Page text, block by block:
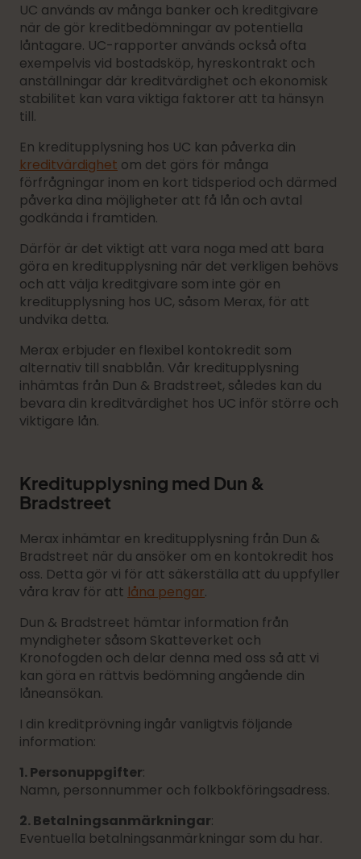
UC används av många banker och kreditgivare
när de gör kreditbedömningar av potentiella
låntagare. UC-rapporter används också ofta
exempelvis vid bostadsköp, hyreskontrakt och
anställningar där kreditvärdighet och ekonomisk
stabilitet kan vara viktiga faktorer att ta hänsyn
till.
En kreditupplysning hos UC kan påverka din
kreditvärdighet om det görs för många
förfrågningar inom en kort tidsperiod och därmed
påverka dina möjligheter att få lån och avtal
godkända i framtiden.
Därför är det viktigt att vara noga med att bara
göra en kreditupplysning när det verkligen behövs
och att välja kreditgivare som inte gör en
kreditupplysning hos UC, såsom Merax, för att
undvika detta.
Merax erbjuder en flexibel kontokredit som
alternativ till snabblån. Vår kreditupplysning
inhämtas från Dun & Bradstreet, således kan du
bevara din kreditvärdighet hos UC inför större och
viktigare lån.
Kreditupplysning med Dun &
Bradstreet
Merax inhämtar en kreditupplysning från Dun &
Bradstreet när du ansöker om en kontokredit hos
oss. Detta gör vi för att säkerställa att du uppfyller
våra krav för att låna pengar.
Dun & Bradstreet hämtar information från
myndigheter såsom Skatteverket och
Kronofogden och delar denna med oss så att vi
kan göra en rättvis bedömning angående din
låneansökan.
I din kreditprövning ingår vanligtvis följande
information:
1. Personuppgifter:
Namn, personnummer och folkbokföringsadress.
2. Betalningsanmärkningar:
Eventuella betalningsanmärkningar som du har.